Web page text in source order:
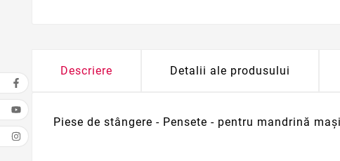
Descriere Detalii ale produsului
Piese de stângere - Pensete - pentru mandrină